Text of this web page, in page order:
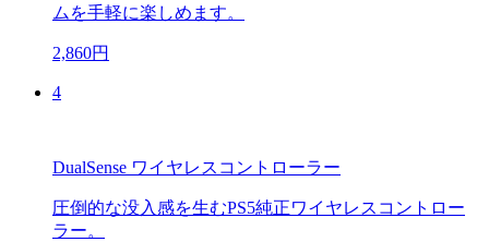
ムを手軽に楽しめます。
2,860円
4
DualSense ワイヤレスコントローラー
圧倒的な没入感を生むPS5純正ワイヤレスコントロー
ラー。